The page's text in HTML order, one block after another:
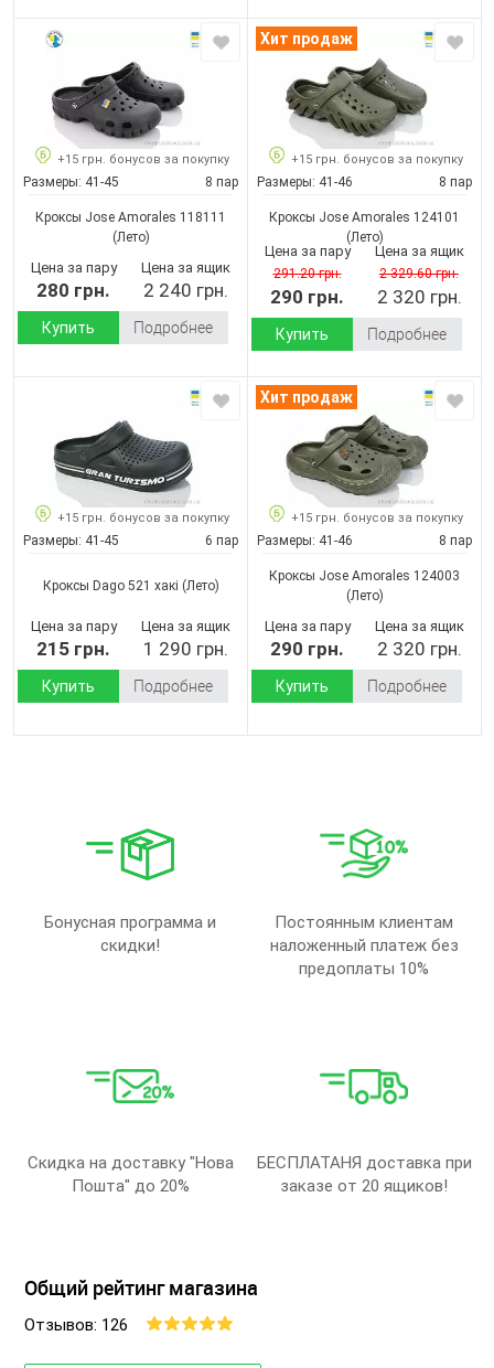
+15 грн. бонусов за покупку
Размеры: 41-45 8 пар
Кроксы Jose Amorales 118111
(Лето)
Цена за пару
280 грн.
Цена за ящик
2 240 грн.
Купить Подробнее
Хит продаж
+15 грн. бонусов за покупку
Размеры: 41-46 8 пар
Кроксы Jose Amorales 124101
(Лето)
Цена за пару
291.20 грн.
290 грн.
Цена за ящик
2 329.60 грн.
2 320 грн.
Купить Подробнее
+15 грн. бонусов за покупку
Размеры: 41-45 6 пар
Кроксы Dago 521 хакі (Лето)
Цена за пару
215 грн.
Цена за ящик
1 290 грн.
Купить Подробнее
Хит продаж
+15 грн. бонусов за покупку
Размеры: 41-46 8 пар
Кроксы Jose Amorales 124003
(Лето)
Цена за пару
290 грн.
Цена за ящик
2 320 грн.
Купить Подробнее
Бонусная программа и
скидки!
Постоянным клиентам
наложенный платеж без
предоплаты 10%
Скидка на доставку "Нова
Пошта" до 20%
БЕСПЛАТАНЯ доставка при
заказе от 20 ящиков!
Общий рейтинг магазина
Отзывов: 126